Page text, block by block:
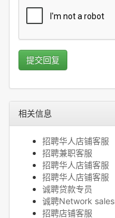
提交回复
相关信息
招聘华人店铺客服
招聘兼职客服
招聘华人店铺客服
招聘华人店铺客服
诚聘贷款专员
诚聘Network
招聘店铺客服